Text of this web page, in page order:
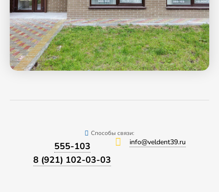
Способы связи:
555-103
8 (921) 102-03-03
info@veldent39.ru